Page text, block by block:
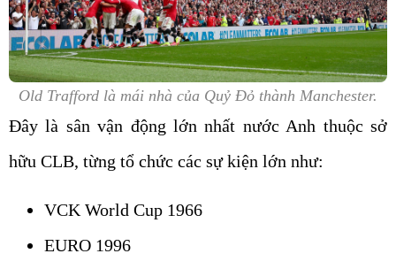
Old Trafford là mái nhà của Quỷ Đỏ thành Manchester.
Đây là sân vận động lớn nhất nước Anh thuộc sở
hữu CLB, từng tổ chức các sự kiện lớn như:
VCK World Cup 1966
EURO 1996